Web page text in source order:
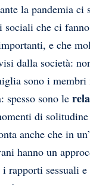
la pandemia ci
sociali che ci
e che
dalla società:
sono i
spesso sono le
di
anche che in
hanno un
rapporti sessuali e